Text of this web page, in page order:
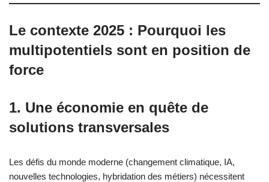
Le contexte 2025 : Pourquoi les
multipotentiels sont en position de
force
1. Une économie en quête de
solutions transversales
Les défis du monde moderne (changement climatique, IA,
nouvelles technologies, hybridation des métiers) nécessitent